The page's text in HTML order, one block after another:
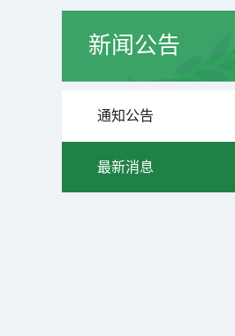
新闻公告
通知公告
最新消息